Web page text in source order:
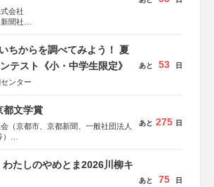
会社
聞社
ちからを調べてみよう！ 夏
テスト《小・中学生限定》
ンター
あと 53 日
都文学賞
（京都市、京都新聞、一般社団法人
房新社、幻冬舎、講談社、光文社、
社、新潮社、淡交社、ちいさいミシ
書房、PHP研究所、双葉社、文藝春
あと 275 日
たしのやめとま2026川柳キ
あと 75 日